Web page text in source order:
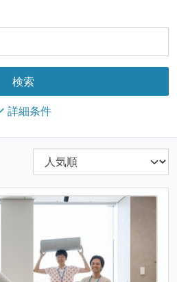
詳細条件